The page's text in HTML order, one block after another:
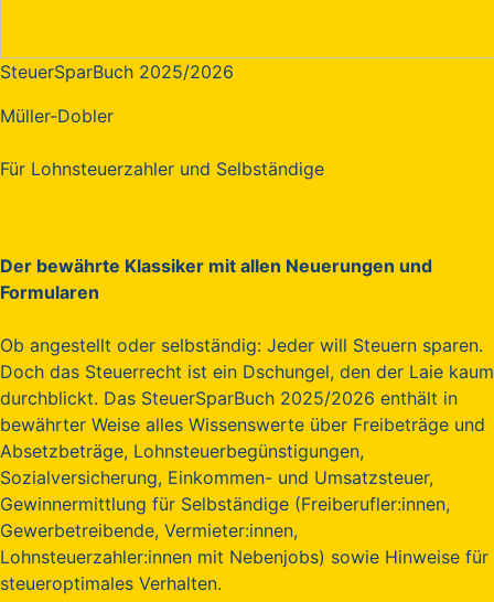
SteuerSparBuch 2025/2026
Müller-Dobler
Für Lohnsteuerzahler und Selbständige
Der bewährte Klassiker mit allen Neuerungen und
Formularen
Ob angestellt oder selbständig: Jeder will Steuern sparen.
Doch das Steuerrecht ist ein Dschungel, den der Laie kaum
durchblickt. Das SteuerSparBuch 2025/2026 enthält in
bewährter Weise alles Wissenswerte über Freibeträge und
Absetzbeträge, Lohnsteuerbegünstigungen,
Sozialversicherung, Einkommen- und Umsatzsteuer,
Gewinnermittlung für Selbständige (Freiberufler:innen,
Gewerbetreibende, Vermieter:innen,
Lohnsteuerzahler:innen mit Nebenjobs) sowie Hinweise für
steueroptimales Verhalten.